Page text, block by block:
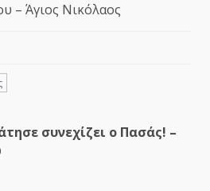
– Άγιος Νικόλαος
συνεχίζει ο Πασάς! –